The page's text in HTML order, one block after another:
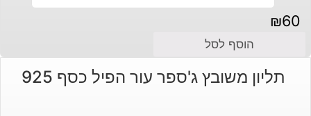
₪60
הוסף לסל
תליון משובץ ג'ספר עור הפיל כסף 925